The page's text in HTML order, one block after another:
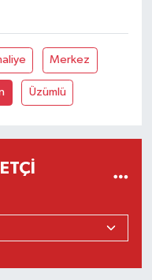
Merkez
Üzümlü